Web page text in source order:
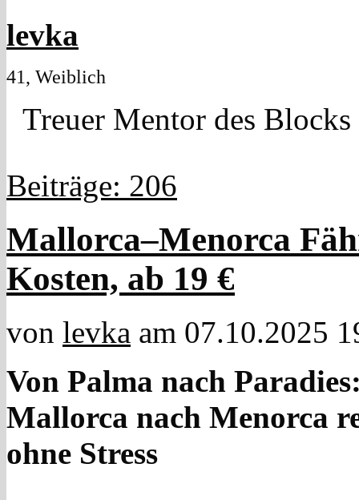
levka
41, Weiblich
Treuer Mentor des Blocks
Beiträge: 206
Mallorca–Menorca
Kosten, ab 19 €
von levka am 07.10.2025
Von Palma nach
Mallorca nach Menorca
ohne Stress